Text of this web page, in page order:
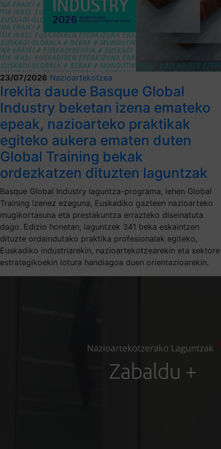
23/07/2026 Nazioartekotzea
Irekita daude Basque Global
Industry beketan izena emateko
epeak, nazioarteko praktikak
egiteko aukera ematen duten
Global Training bekak
ordezkatzen dituzten laguntzak
Basque Global Industry laguntza-programa, lehen Global
Training izenez ezaguna, Euskadiko gazteen nazioarteko
mugikortasuna eta prestakuntza errazteko diseinatuta
dago. Edizio honetan, laguntzek 341 beka eskaintzen
dituzte ordaindutako praktika profesionalak egiteko,
Euskadiko industriarekin, nazioartekotzearekin eta sektore
estrategikoekin lotura handiagoa duen orientazioarekin.